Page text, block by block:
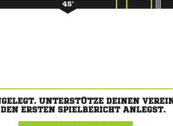
45’
UNTERSTÜTZE DEINEN
ERSTEN SPIELBERICHT ANLEGST.